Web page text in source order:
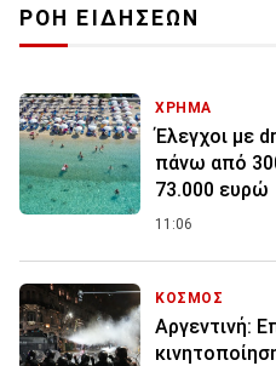
ΡΟΗ ΕΙΔΗΣΕΩΝ
ΧΡΗΜΑ
Έλεγχοι με
πάνω από
73.000 ευρώ
11:06
ΚΟΣΜΟΣ
Αργεντινή: